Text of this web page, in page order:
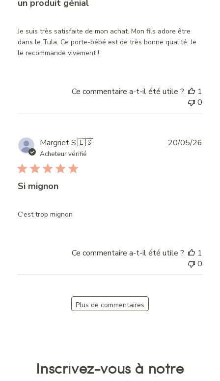
un produit génial
Je suis très satisfaite de mon achat. Mon fils adore être
dans le Tula. Ce porte-bébé est de très bonne qualité. Je
le recommande vivement !
Ce commentaire a-t-il été utile ?
1
0
Margriet S.🇪🇸
Acheteur vérifié
Si mignon
C'est trop mignon
20/05/26
Ce commentaire a-t-il été utile ?
1
0
Plus de commentaires
Inscrivez-vous à notre